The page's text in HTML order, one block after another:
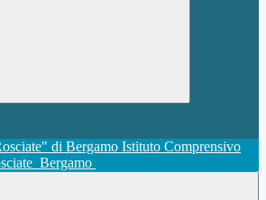
Istituto Comprensivo
Bergamo